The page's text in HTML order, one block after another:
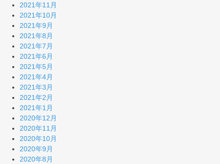
2021年11月
2021年10月
2021年9月
2021年8月
2021年7月
2021年6月
2021年5月
2021年4月
2021年3月
2021年2月
2021年1月
2020年12月
2020年11月
2020年10月
2020年9月
2020年8月